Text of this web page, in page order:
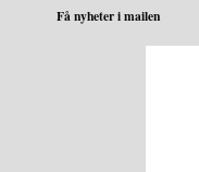
Få nyheter i mailen